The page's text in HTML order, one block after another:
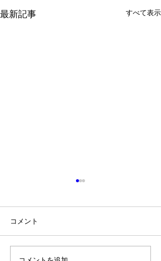
最新記事 すべて表示
時間
コメント